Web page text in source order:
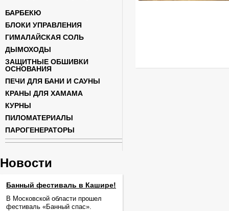
БАРБЕКЮ
БЛОКИ УПРАВЛЕНИЯ
ГИМАЛАЙСКАЯ СОЛЬ
ДЫМОХОДЫ
ЗАЩИТНЫЕ ОБШИВКИ
ОСНОВАНИЯ
ПЕЧИ ДЛЯ БАНИ И САУНЫ
КРАНЫ ДЛЯ ХАМАМА
КУРНЫ
ПИЛОМАТЕРИАЛЫ
ПАРОГЕНЕРАТОРЫ
Новости
Банный фестиваль в Кашире!
В Московской области прошел
фестиваль «Банный спас».